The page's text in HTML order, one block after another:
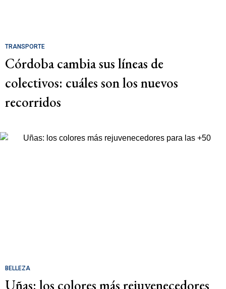
TRANSPORTE
Córdoba cambia sus líneas de
colectivos: cuáles son los nuevos
recorridos
BELLEZA
Uñas: los colores más rejuvenecedores